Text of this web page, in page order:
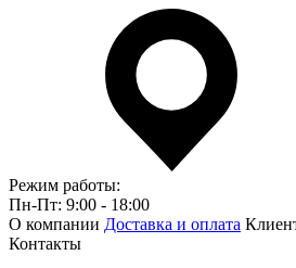
Режим работы:
Пн-Пт: 9:00 - 18:00
О компании Доставка и оплата
Контакты